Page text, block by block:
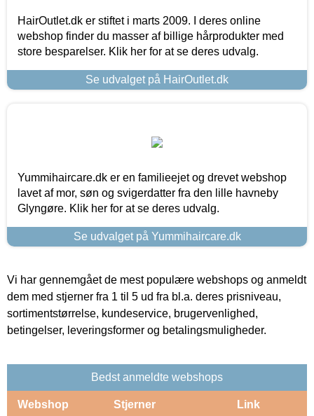
HairOutlet.dk er stiftet i marts 2009. I deres online
webshop finder du masser af billige hårprodukter med
store besparelser. Klik her for at se deres udvalg.
Se udvalget på HairOutlet.dk
Yummihaircare.dk er en familieejet og drevet webshop
lavet af mor, søn og svigerdatter fra den lille havneby
Glyngøre. Klik her for at se deres udvalg.
Se udvalget på Yummihaircare.dk
Vi har gennemgået de mest populære webshops og anmeldt
dem med stjerner fra 1 til 5 ud fra bl.a. deres prisniveau,
sortimentstørrelse, kundeservice, brugervenlighed,
betingelser, leveringsformer og betalingsmuligheder.
Bedst anmeldte webshops
Webshop Stjerner Link